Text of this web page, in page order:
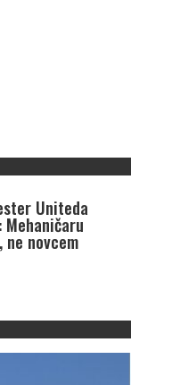
Uniteda
novcem